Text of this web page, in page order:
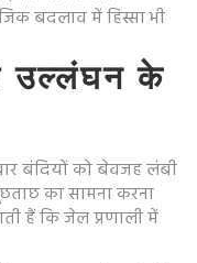
बदलाव में हिस्सा भी
उल्लंघन के
बंदियों को बेवजह लंबी
का सामना करना
हैं कि जेल प्रणाली में